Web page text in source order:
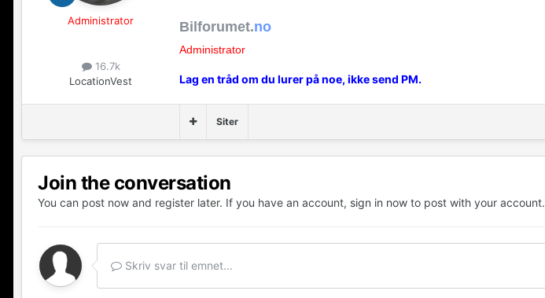
Administrator
16.7k
LocationVest
Siter
Bilforumet.no
Administrator
Lag en tråd om du lurer på noe, ikke send PM.
Join the conversation
You can post now and register later. If you have an account, sign in now to post with your account.
Skriv svar til emnet...